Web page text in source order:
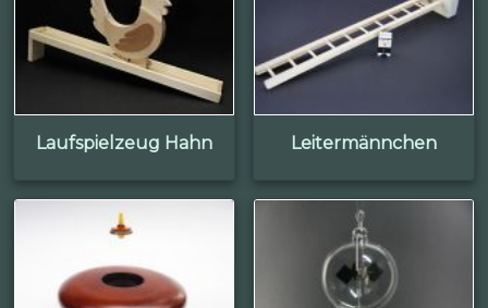
Laufspielzeug Hahn Leitermännchen